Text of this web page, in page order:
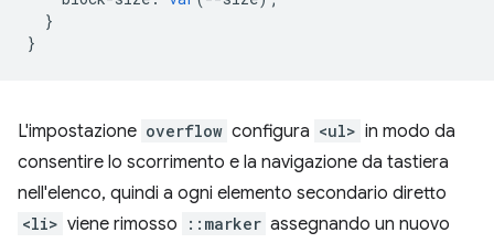
}
}
L'impostazione overflow configura <ul> in modo da
consentire lo scorrimento e la navigazione da tastiera
nell'elenco, quindi a ogni elemento secondario diretto
<li> viene rimosso ::marker assegnando un nuovo